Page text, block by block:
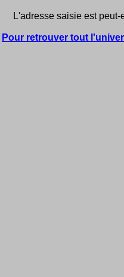
L'adresse saisie est
Pour retrouver tout